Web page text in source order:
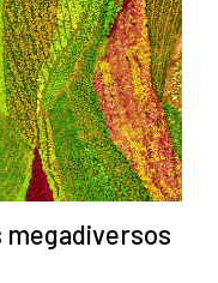
megadiversos